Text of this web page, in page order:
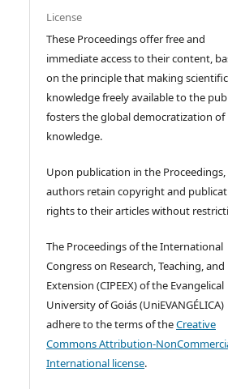
License
These Proceedings offer free and
immediate access to their content,
on the principle that making scientific
knowledge freely available to the
fosters the global democratization of
knowledge.
Upon publication in the Proceedings,
authors retain copyright and
rights to their articles without
The Proceedings of the International
Congress on Research, Teaching, and
Extension (CIPEEX) of the Evangelical
University of Goiás (UniEVANGÉLICA)
adhere to the terms of theCreative
Commons Attribution-
International license.